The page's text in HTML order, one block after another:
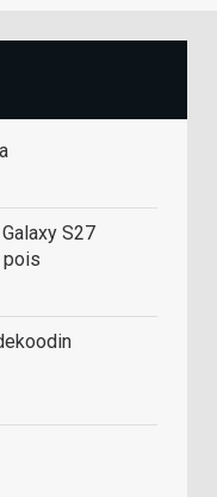
S27
pois